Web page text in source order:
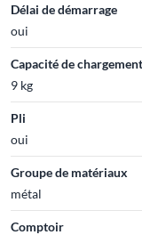
Délai de démarrage
oui
Capacité de
9 kg
Pli
oui
Groupe de matériaux
métal
Comptoir